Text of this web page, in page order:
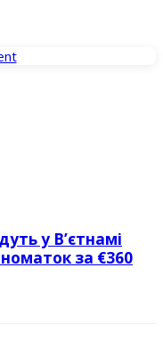
у В’єтнамі
за €360